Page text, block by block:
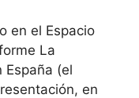
en el Espacio
La
España (el
en